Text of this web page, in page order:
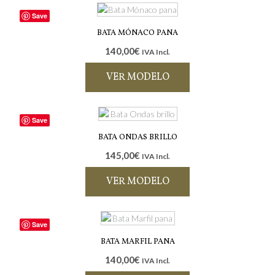
Save
BATA MÓNACO PANA
140,00€ IVA Incl.
VER MODELO
producto
tiene
múltiples
Las
opciones
elegir
en
la
de
Save
BATA ONDAS BRILLO
145,00€ IVA Incl.
VER MODELO
producto
tiene
múltiples
Las
Save
BATA MARFIL PANA
140,00€ IVA Incl.